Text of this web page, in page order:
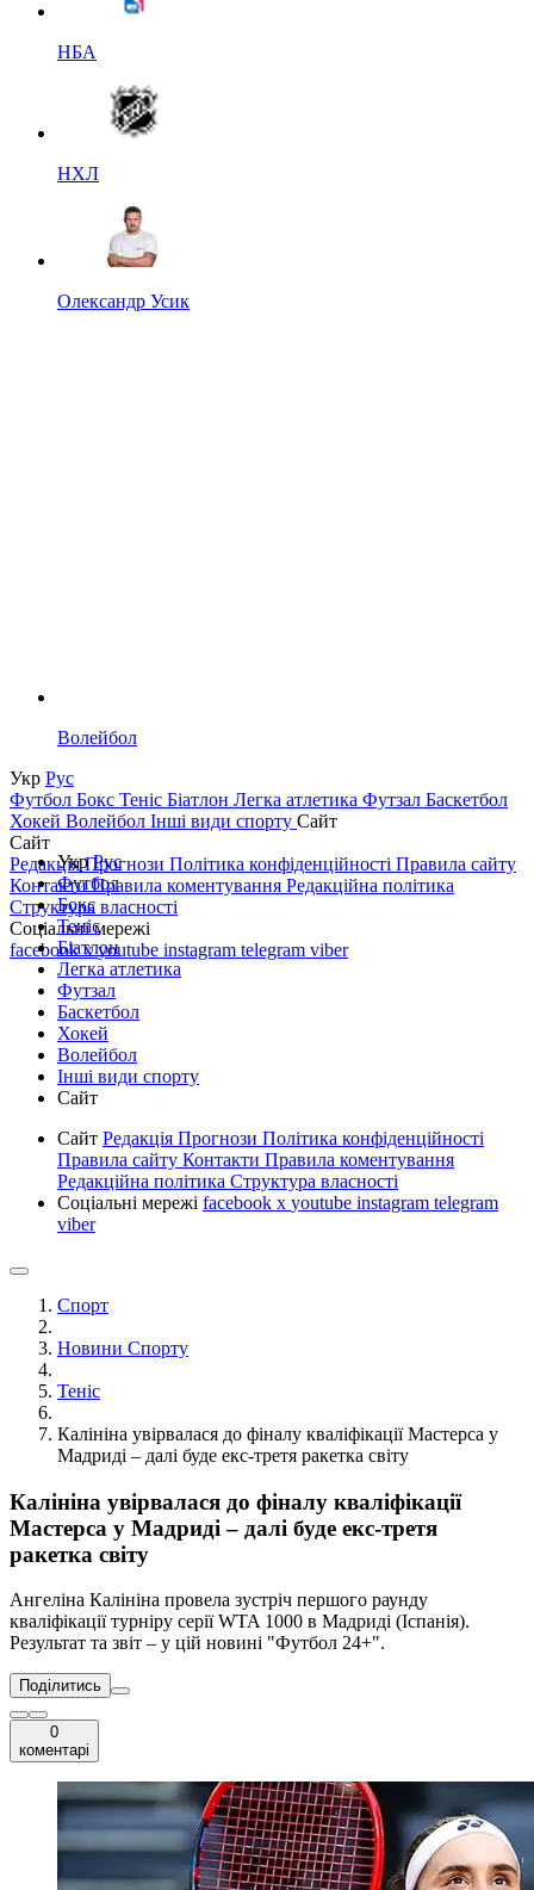
НБА
НХЛ
Олександр Усик
Волейбол
Укр Рус
Футбол Бокс Теніс Біатлон Легка атлетика Футзал Баскетбол
Хокей Волейбол Інші види спорту Сайт
Сайт
РедакціяПрогнози Політика конфіденційності Правила сайту
КонтактиПравила коментування Редакційна політика
Структура власності
Соціальні мережі
facebookxyoutube instagram telegram viber
УкрРус
Футбол
Бокс
Теніс
Біатлон
Легка атлетика
Футзал
Баскетбол
Хокей
Волейбол
Інші види спорту
Сайт
Сайт Редакція Прогнози Політика конфіденційності
Правила сайту Контакти Правила коментування
Редакційна політика Структура власності
Соціальні мережі facebook x youtube instagram telegram
viber
Спорт
Новини Спорту
Теніс
Калініна увірвалася до фіналу кваліфікації Мастерса у
Мадриді – далі буде екс-третя ракетка світу
Калініна увірвалася до фіналу кваліфікації
Мастерса у Мадриді – далі буде екс-третя
ракетка світу
Ангеліна Калініна провела зустріч першого раунду
кваліфікації турніру серії WTA 1000 в Мадриді (Іспанія).
Результат та звіт – у цій новині "Футбол 24+".
Поділитись
0
коментарі